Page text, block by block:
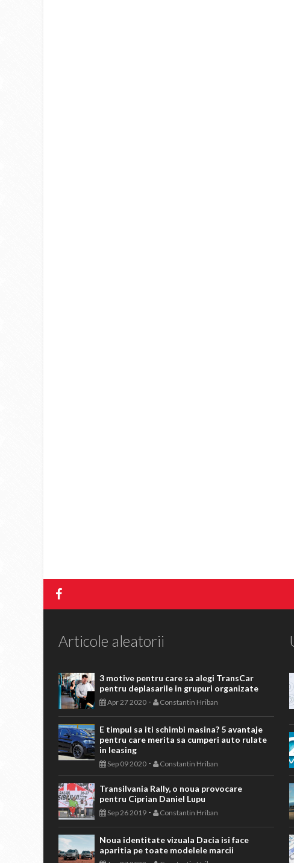
Articole aleatorii
3 motive pentru care sa alegi TransCar
pentru deplasarile in grupuri organizate
Apr 27 2020 - Constantin Hriban
E timpul sa iti schimbi masina? 5 avantaje
pentru care merita sa cumperi auto rulate
in leasing
Sep 09 2020 - Constantin Hriban
Transilvania Rally, o noua provocare
pentru Ciprian Daniel Lupu
Sep 26 2019 - Constantin Hriban
Noua identitate vizuala Dacia isi face
aparitia pe toate modelele marcii